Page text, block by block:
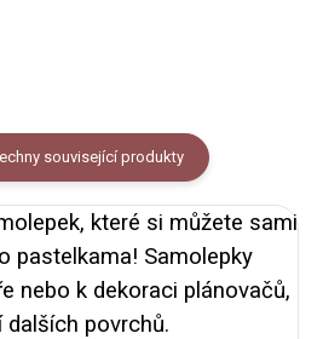
související produkty
které si můžete sami
pastelkama! Samolepky
nebo k dekoraci plánovačů,
povrchů.